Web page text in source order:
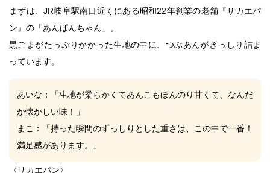
まずは、JR岐阜駅南口近くにある昭和22年創業の老舗『サカエパ
ン』の「あんぱんちゃん」。
黒ごまがたっぷりかかった生地の中に、つぶあんがぎっしり詰ま
っています。
あいな ：「生地が柔らかくてあんこもほんのり甘くて、なんだ
か懐かしい味！」
まこ ：「持った瞬間のずっしりとした重さは、この中で一番！
満足感があります。」
〈サカエパン〉